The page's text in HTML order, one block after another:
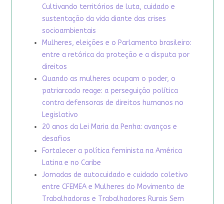
Cultivando territórios de luta, cuidado e
sustentação da vida diante das crises
socioambientais
Mulheres, eleições e o Parlamento brasileiro:
entre a retórica da proteção e a disputa por
direitos
Quando as mulheres ocupam o poder, o
patriarcado reage: a perseguição política
contra defensoras de direitos humanos no
Legislativo
20 anos da Lei Maria da Penha: avanços e
desafios
Fortalecer a política feminista na América
Latina e no Caribe
Jornadas de autocuidado e cuidado coletivo
entre CFEMEA e Mulheres do Movimento de
Trabalhadoras e Trabalhadores Rurais Sem